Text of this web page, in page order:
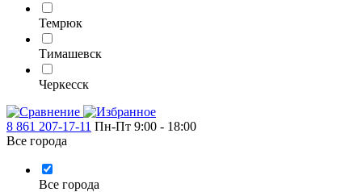
Темрюк
Тимашевск
Черкесск
8 861 207-17-11 Пн-Пт 9:00 - 18:00
Все города
Все города